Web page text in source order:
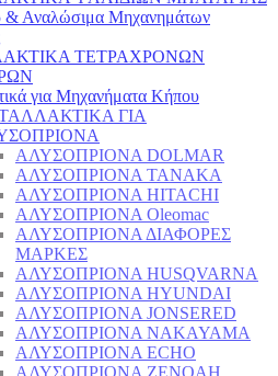
& Αναλώσιμα Μηχανημάτων
ΤΕΤΡΑΧΡΟΝΩΝ
για Μηχανήματα Κήπου
ΓΙΑ
ΑΛΥΣΟΠΡΙΟΝΑ DOLMAR
ΑΛΥΣΟΠΡΙΟΝΑ TANAKA
ΑΛΥΣΟΠΡΙΟΝΑ HITACHI
ΑΛΥΣΟΠΡΙΟΝΑ Oleomac
ΑΛΥΣΟΠΡΙΟΝΑ ΔΙΑΦΟΡΕΣ
ΜΑΡΚΕΣ
ΑΛΥΣΟΠΡΙΟΝΑ HUSQVARNA
ΑΛΥΣΟΠΡΙΟΝΑ HYUNDAI
ΑΛΥΣΟΠΡΙΟΝΑ JONSERED
ΑΛΥΣΟΠΡΙΟΝΑ NAKAYAMA
ΑΛΥΣΟΠΡΙΟΝΑ ECHO
ΑΛΥΣΟΠΡΙΟΝΑ ZENOAH